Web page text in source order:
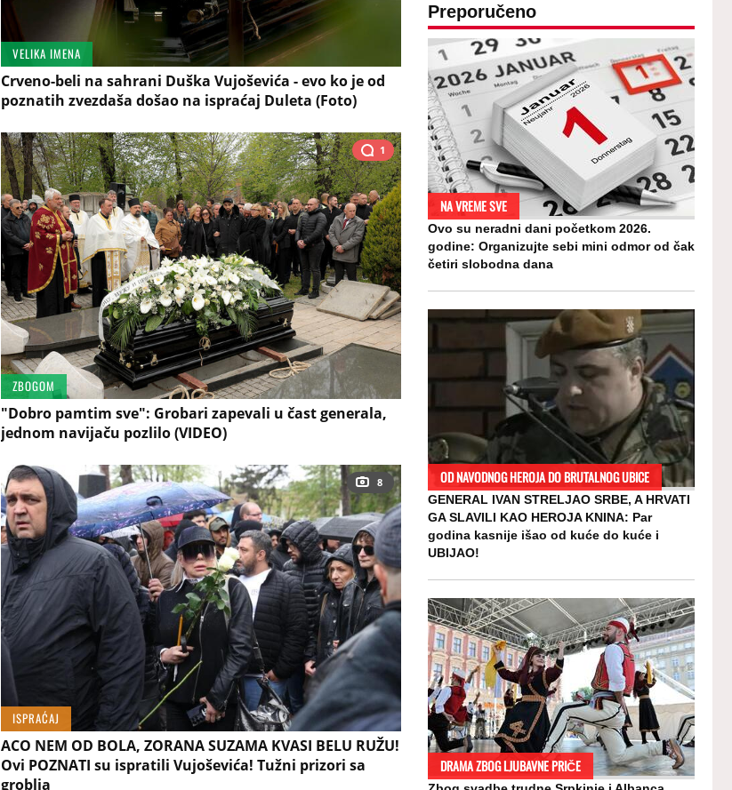
VELIKA IMENA
Crveno-beli na sahrani Duška Vujoševića - evo ko je od
poznatih zvezdaša došao na ispraćaj Duleta (Foto)
1
ZBOGOM
"Dobro pamtim sve": Grobari zapevali u čast generala,
jednom navijaču pozlilo (VIDEO)
8
ISPRAĆAJ
ACO NEM OD BOLA, ZORANA SUZAMA KVASI BELU RUŽU!
Ovi POZNATI su ispratili Vujoševića! Tužni prizori sa
groblja
Preporučeno
NA VREME SVE
Ovo su neradni dani početkom 2026.
godine: Organizujte sebi mini odmor od čak
četiri slobodna dana
OD NAVODNOG HEROJA DO BRUTALNOG UBICE
GENERAL IVAN STRELJAO SRBE, A HRVATI
GA SLAVILI KAO HEROJA KNINA: Par
godina kasnije išao od kuće do kuće i
UBIJAO!
DRAMA ZBOG LJUBAVNE PRIČE